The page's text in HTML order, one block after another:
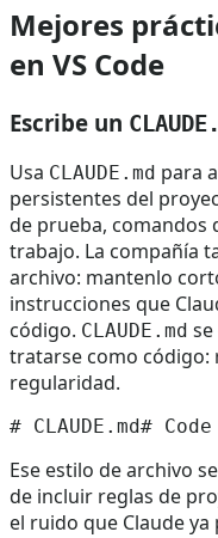
Mejores
en VS Code
Escribe un
Usa CLAUDE.md para
persistentes del
de prueba, comandos
trabajo. La compañía
archivo: mantenlo
instrucciones que
código. CLAUDE.md
tratarse como código:
regularidad.
Ese estilo de archivo
de incluir reglas de
el ruido que Claude